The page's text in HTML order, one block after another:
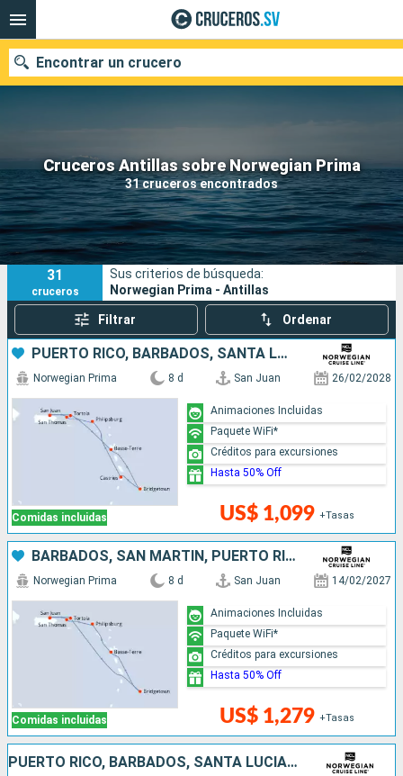
Cruceros Antillas sobre Norwegian Prima
31 cruceros encontrados
Encontrar un crucero
Nuestros destinos
Fecha de salida
Puertos Compañías
Buscar
31
cruceros
Sus criterios de búsqueda:
Norwegian Prima - Antillas
Filtrar Ordenar
PUERTO RICO, BARBADOS, SANTA LUCIA, SAN MARTÍN
Comidas incluidas
Norwegian Prima 8 d San Juan 26/02/2028
US$ 1,099 +Tasas
Animaciones Incluidas
Paquete WiFi*
Créditos para excursiones
Hasta 50% Off
BARBADOS, SAN MARTÍN, PUERTO RICO
Comidas incluidas
Norwegian Prima 8 d San Juan 14/02/2027
US$ 1,279 +Tasas
Animaciones Incluidas
Paquete WiFi*
Créditos para excursiones
Hasta 50% Off
PUERTO RICO, BARBADOS, SANTA LUCIA, SAN MARTÍN